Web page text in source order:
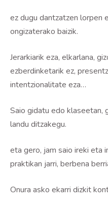
ez dugu dantzatzen lorpen
ongizaterako baizik.
Jerarkiarik eza, elkarlana,
ezberdinketarik ez,
intentzionalitate eza…
Saio gidatu edo klaseetan,
landu ditzakegu.
eta gero, jam saio ireki eta
praktikan jarri, berbena
Onura asko ekarri dizkit